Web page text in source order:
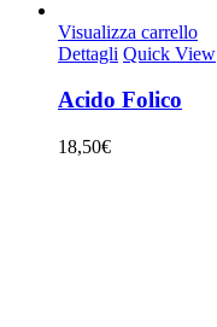
Visualizza carrello
Dettagli Quick View
Acido Folico
18,50€